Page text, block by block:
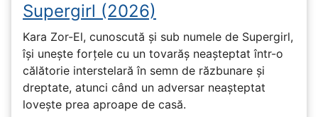
Supergirl (2026)
Kara Zor-El, cunoscută și sub numele de Supergirl,
își unește forțele cu un tovarăș neașteptat într-o
călătorie interstelară în semn de răzbunare și
dreptate, atunci când un adversar neașteptat
lovește prea aproape de casă.